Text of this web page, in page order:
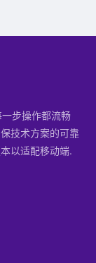
步操作都流畅
技术方案的可靠
以适配移动端.